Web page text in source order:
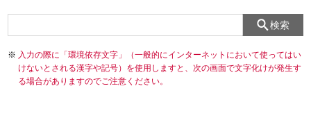
検索
入力の際に「環境依存文字」（一般的にインターネットにおいて使ってはい
けないとされる漢字や記号）を使用しますと、次の画面で文字化けが発生す
る場合がありますのでご注意ください。